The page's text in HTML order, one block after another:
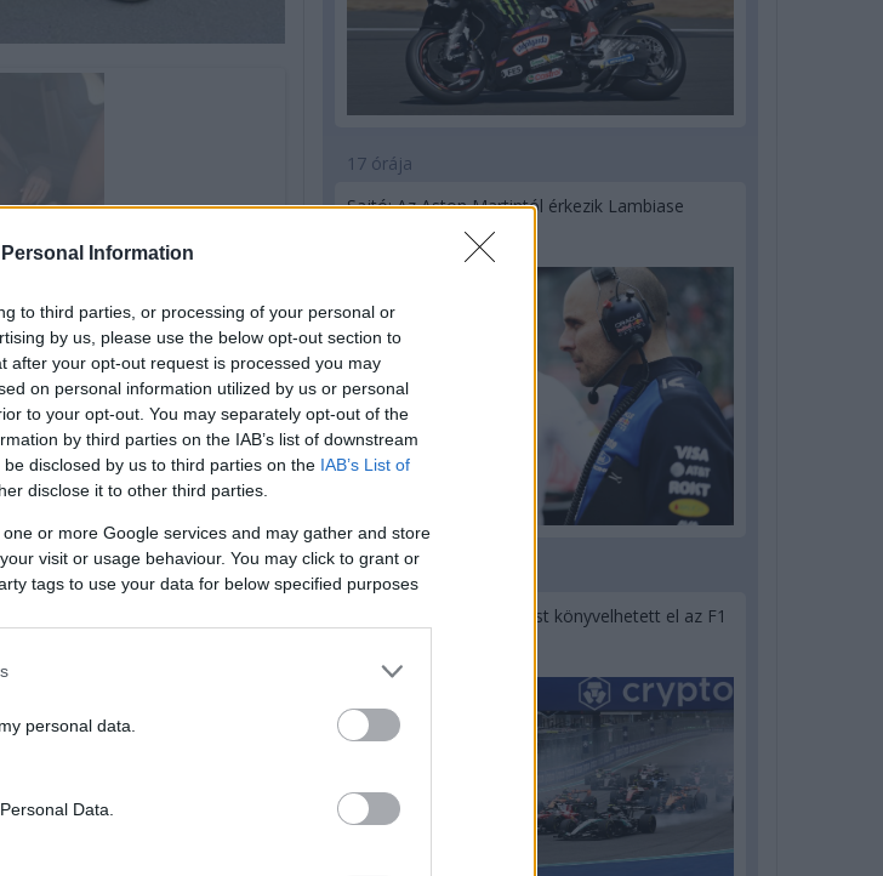
Information
to third parties, or processing of your personal or
by us, please use the below opt-out section to
after your opt-out request is processed you may
on personal information utilized by us or personal
to your opt-out. You may separately opt-out of the
by third parties on the IAB’s list of downstream
disclosed by us to third parties on the IAB’s List of
disclose it to other third parties.
or more Google services and may gather and store
visit or usage behaviour. You may click to grant or
tags to use your data for below specified purposes
personal data.
Data.
17 órája
Sajtó: Az Aston Martintól érkezik Lambiase
utódja a Red Bullhoz?
22 órája
Óriási bevétel-visszaesést könyvelhetett el az F1